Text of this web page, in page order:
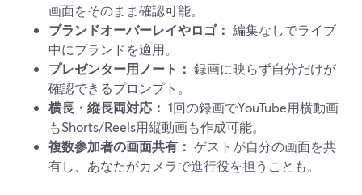
画面をそのまま確認可能。
ブランドオーバーレイやロゴ： 編集なしでライブ
中にブランドを適用。
プレゼンター用ノート： 録画に映らず自分だけが
確認できるプロンプト。
横長・縦長両対応： 1回の録画でYouTube用横動画
もShorts/Reels用縦動画も作成可能。
複数参加者の画面共有： ゲストが自分の画面を共
有し、あなたがカメラで進行役を担うことも。